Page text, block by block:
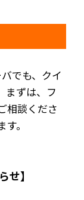
でも、クイ
まずは、フ
相談くださ
。
せ】